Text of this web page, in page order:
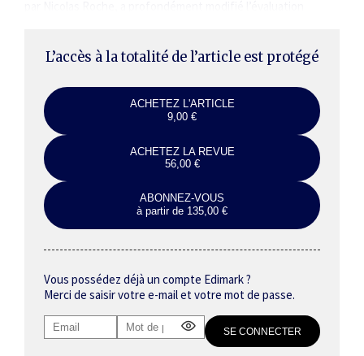
L’accès à la totalité de l’article est protégé
ACHETEZ L'ARTICLE
9,00 €
ACHETEZ LA REVUE
56,00 €
ABONNEZ-VOUS
à partir de 135,00 €
Vous possédez déjà un compte Edimark ?
Merci de saisir votre e-mail et votre mot de passe.